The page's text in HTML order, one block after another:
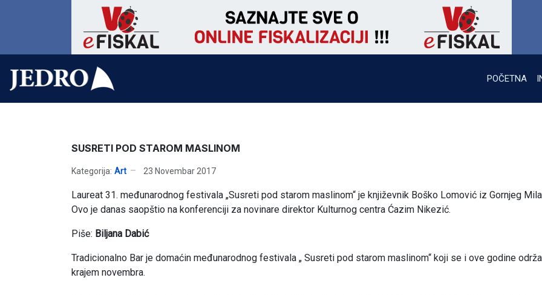
POČETNA
SUSRETI POD STAROM MASLINOM
Kategorija: Art 23 Novembar 2017
Laureat 31. međunarodnog festivala „Susreti pod starom maslinom“ je književnik Boško Lomović iz Gornjeg
Ovo je danas saopštio na konferenciji za novinare direktor Kulturnog centra Ćazim Nikezić.
Piše: Biljana Dabić
Tradicionalno Bar je domaćin međunarodnog festivala „ Susreti pod starom maslinom“ koji se i ove godine
krajem novembra.